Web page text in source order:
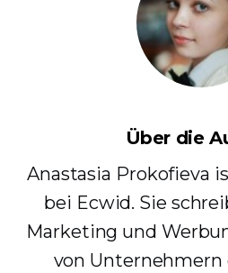
Über die
Anastasia Prokofieva
bei Ecwid. Sie
Marketing und
von Unternehmern